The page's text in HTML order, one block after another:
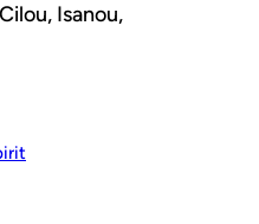
Isanou,